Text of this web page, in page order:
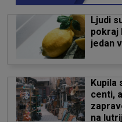
Ljudi
pokraj
jedan
Kupila
centi,
na